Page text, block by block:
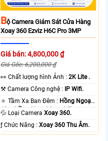
BỘ Camera Giám Sát Cửa Hàng
Xoay 360 Ezviz H6C Pro 3MP
Giá bán: 4,800,000 ₫
Giá Gốc: 6,200,000 ₫
️👀 Chất lượng hình Ảnh :2K Lite .
⚒ Camera Công nghệ : IP Wifi.
🔅 Tầm Xa Ban Đêm : Hồng Ngoại
10m Hồng Ngoại Smart IR.
💦 Loại CameraXoay 360.
️ƒ Chức Năng :Xoay 360 Thu Âm.